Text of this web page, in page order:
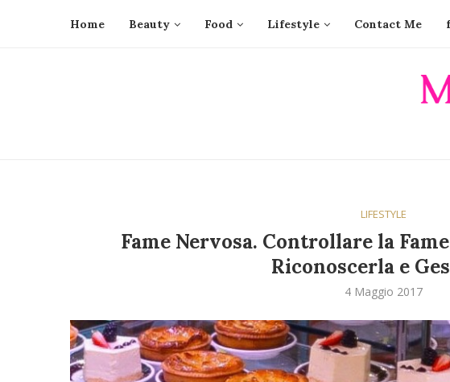
Home Beauty Food Lifestyle Contact Me
LIFESTYLE
Fame Nervosa. Controllare la
Riconoscerla e
4 Maggio 2017